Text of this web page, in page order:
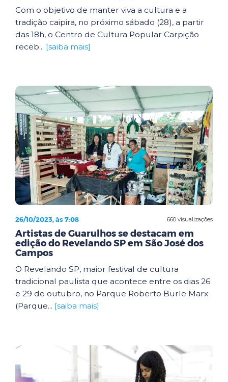
Com o objetivo de manter viva a cultura e a
tradição caipira, no próximo sábado (28), a partir
das 18h, o Centro de Cultura Popular Carpição
receb... [saiba mais]
660 visualizações
26/10/2023, às 7:08
Artistas de Guarulhos se destacam em
edição do Revelando SP em São José dos
Campos
O Revelando SP, maior festival de cultura
tradicional paulista que acontece entre os dias 26
e 29 de outubro, no Parque Roberto Burle Marx
(Parque... [saiba mais]